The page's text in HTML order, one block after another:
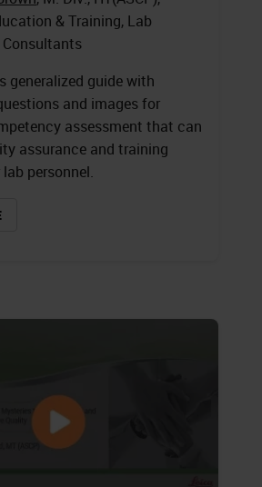
& Training, Lab
generalized guide with
and images for
assessment that can
assurance and training
personnel.